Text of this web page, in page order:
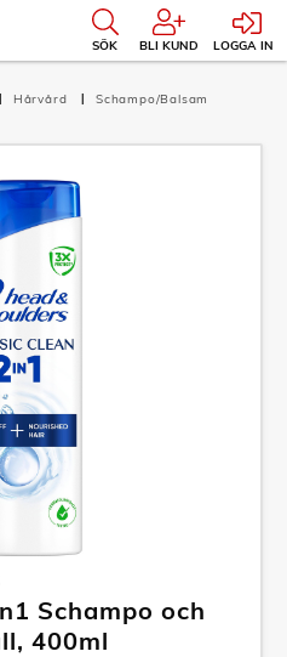
SÖK BLI KUND LOGGA IN
Hårvård Schampo/Balsam
Schampo och
400ml